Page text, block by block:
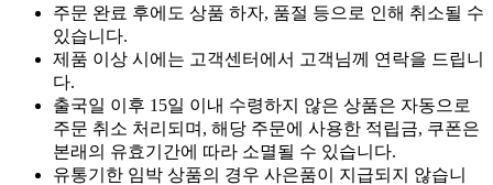
주문 완료 후에도 상품 하자, 품절 등으로 인해 취소될 수
있습니다.
제품 이상 시에는 고객센터에서 고객님께 연락을 드립니
다.
출국일 이후 15일 이내 수령하지 않은 상품은 자동으로
주문 취소 처리되며, 해당 주문에 사용한 적립금, 쿠폰은
본래의 유효기간에 따라 소멸될 수 있습니다.
유통기한 임박 상품의 경우 사은품이 지급되지 않습니